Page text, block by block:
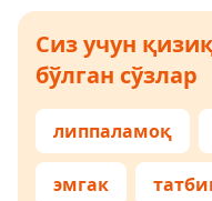
Сиз учун
бўлган сўзлар
липпаламоқ
эмгак